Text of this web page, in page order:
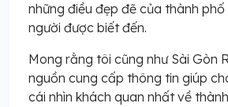
những điều đẹp đẽ của thành
người được biết đến.
Mong rằng tôi cũng như Sài Gòn
nguồn cung cấp thông tin giúp
cái nhìn khách quan nhất về